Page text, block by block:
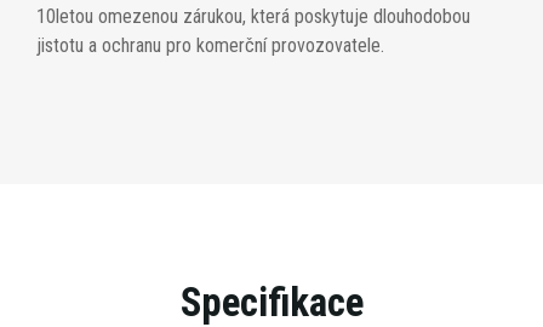
10letou omezenou zárukou, která poskytuje dlouhodobou
jistotu a ochranu pro komerční provozovatele.
Specifikace